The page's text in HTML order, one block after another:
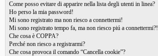
Come posso evitare di apparire nella lista degli utenti in linea?
Ho perso la mia password!
Mi sono registrato ma non riesco a connettermi!
Mi sono registrato tempo fa, ma non riesco piú a connettermi?!
Che cosa è COPPA?
Perché non riesco a registrarmi?
Che cosa provoca il comando “Cancella cookie”?